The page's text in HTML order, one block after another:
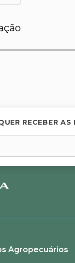
RECEBER
Agropecuários